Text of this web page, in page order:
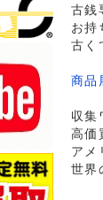
古銭
お持
古く
商品
収集
高価
アメ
世界